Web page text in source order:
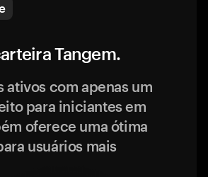
Tangem.
ativos com apenas um
para iniciantes em
oferece uma ótima
usuários mais